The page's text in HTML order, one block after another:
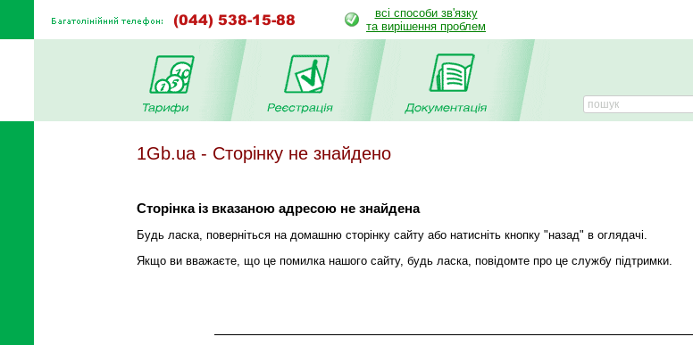
всі способи зв'язку
та вирішення проблем
1Gb.ua - Сторінку не знайдено
Сторінка із вказаною адресою не знайдена
Будь ласка, поверніться на домашню сторінку сайту або натисніть кнопку "назад" в оглядачі.
Якщо ви вважаєте, що це помилка нашого сайту, будь ласка, повідомте про це службу підтримки.